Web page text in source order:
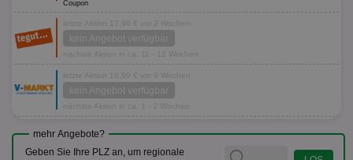
Coupon
letzte Aktion 17,99 € vor 2 Wochen
kein Angebot verfügbar
nächste Aktion in ca. 11 - 12 Wochen
letzte Aktion 16,99 € vor 9 Wochen
kein Angebot verfügbar
nächste Aktion in ca. 1 - 2 Wochen
mehr Angebote?
Geben Sie Ihre PLZ an, um regionale